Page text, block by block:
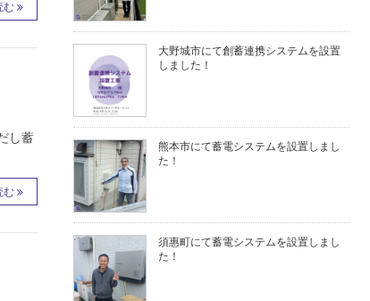
む
し蓄
む
大野城市にて創蓄連携システムを設置
しました！
熊本市にて蓄電システムを設置しまし
た！
須惠町にて蓄電システムを設置しまし
た！